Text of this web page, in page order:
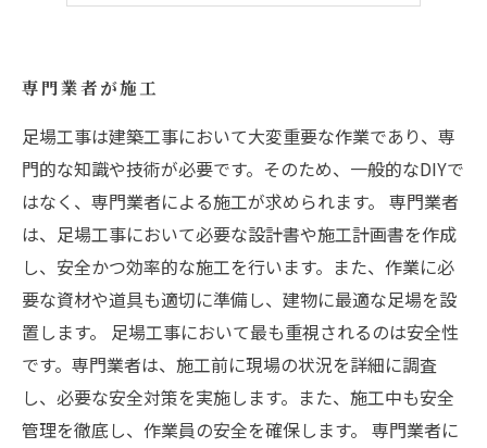
専門業者が施工
足場工事は建築工事において大変重要な作業であり、専
門的な知識や技術が必要です。そのため、一般的なDIYで
はなく、専門業者による施工が求められます。 専門業者
は、足場工事において必要な設計書や施工計画書を作成
し、安全かつ効率的な施工を行います。また、作業に必
要な資材や道具も適切に準備し、建物に最適な足場を設
置します。 足場工事において最も重視されるのは安全性
です。専門業者は、施工前に現場の状況を詳細に調査
し、必要な安全対策を実施します。また、施工中も安全
管理を徹底し、作業員の安全を確保します。 専門業者に